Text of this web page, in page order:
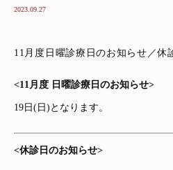
2023.09.27
11月度日曜診療日のお知らせ／休
<11月度 日曜診療日のお知らせ>
19日(日)となります。
<休診日のお知らせ>